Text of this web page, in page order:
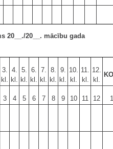
20__./20__. mācību gada
3.
kl.
4.
kl.
5.
kl.
6.
kl.
7.
kl.
8.
kl.
9.
kl.
10.
kl.
11.
kl.
12.
kl.
3 4 5 6 7 8 9 10 11 12